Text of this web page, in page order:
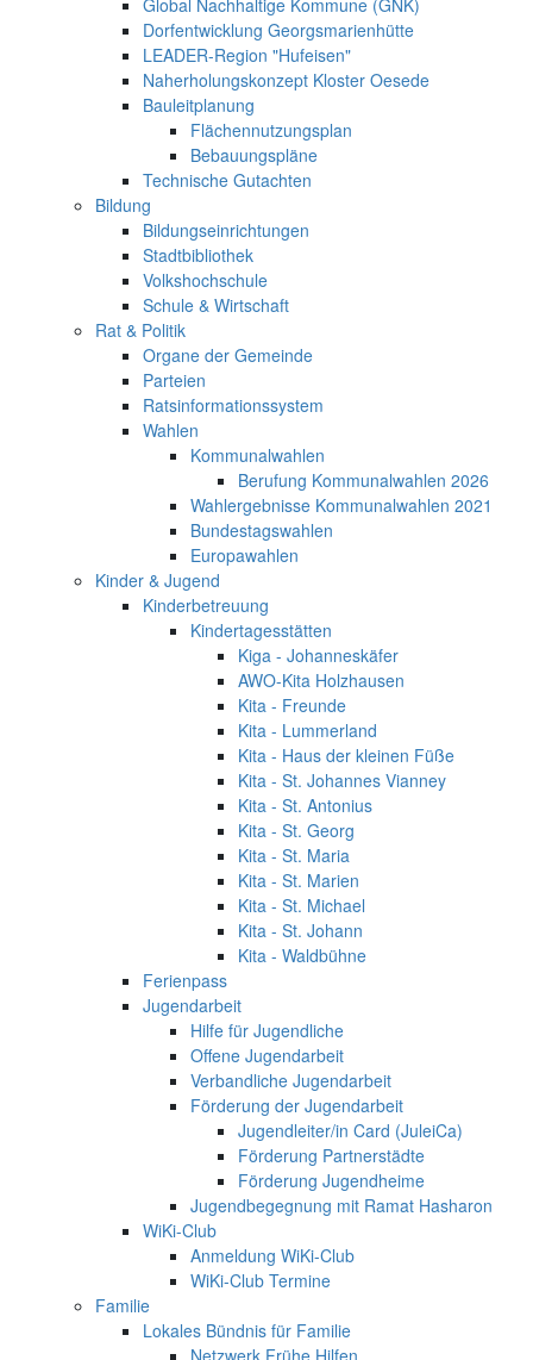
Global Nachhaltige Kommune (GNK)
Dorfentwicklung Georgsmarienhütte
LEADER-Region "Hufeisen"
Naherholungskonzept Kloster Oesede
Bauleitplanung
Flächennutzungsplan
Bebauungspläne
Technische Gutachten
Bildung
Bildungseinrichtungen
Stadtbibliothek
Volkshochschule
Schule & Wirtschaft
Rat & Politik
Organe der Gemeinde
Parteien
Ratsinformationssystem
Wahlen
Kommunalwahlen
Berufung Kommunalwahlen 2026
Wahlergebnisse Kommunalwahlen 2021
Bundestagswahlen
Europawahlen
Kinder & Jugend
Kinderbetreuung
Kindertagesstätten
Kiga - Johanneskäfer
AWO-Kita Holzhausen
Kita - Freunde
Kita - Lummerland
Kita - Haus der kleinen Füße
Kita - St. Johannes Vianney
Kita - St. Antonius
Kita - St. Georg
Kita - St. Maria
Kita - St. Marien
Kita - St. Michael
Kita - St. Johann
Kita - Waldbühne
Ferienpass
Jugendarbeit
Hilfe für Jugendliche
Offene Jugendarbeit
Verbandliche Jugendarbeit
Förderung der Jugendarbeit
Jugendleiter/in Card (JuleiCa)
Förderung Partnerstädte
Förderung Jugendheime
Jugendbegegnung mit Ramat Hasharon
WiKi-Club
Anmeldung WiKi-Club
WiKi-Club Termine
Familie
Lokales Bündnis für Familie